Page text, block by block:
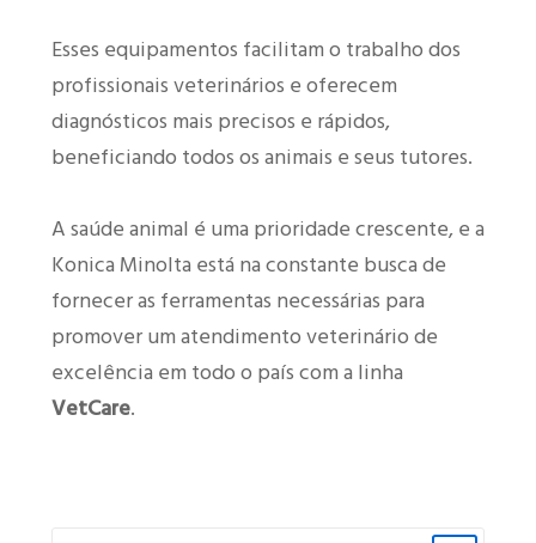
Esses equipamentos facilitam o trabalho dos
profissionais veterinários e oferecem
diagnósticos mais precisos e rápidos,
beneficiando todos os animais e seus tutores.
A saúde animal é uma prioridade crescente, e a
Konica Minolta está na constante busca de
fornecer as ferramentas necessárias para
promover um atendimento veterinário de
excelência em todo o país com a linha
VetCare.